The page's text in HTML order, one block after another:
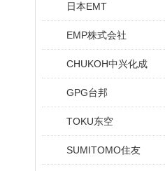
日本EMT
EMP株式会社
CHUKOH中兴化成
GPG台邦
TOKU东空
SUMITOMO住友